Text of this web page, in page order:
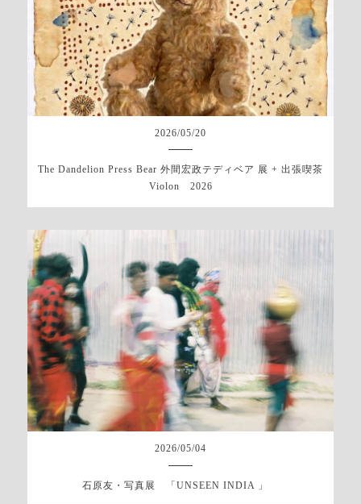
2026/05/20
The Dandelion Press Bear 外間宏政テディベア 展 + 出張喫茶
Violon 2026
2026/05/04
石原友・写真展 「UNSEEN INDIA 」